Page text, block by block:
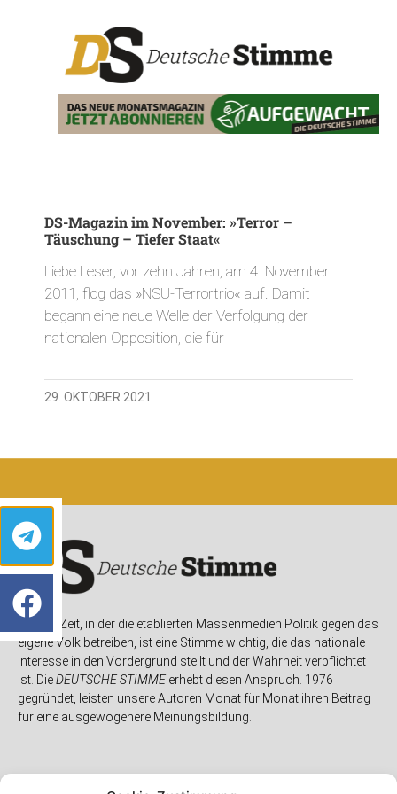
DS-Magazin im November: »Terror –
Täuschung – Tiefer Staat«
Liebe Leser, vor zehn Jahren, am 4. November
2011, flog das »NSU-Terrortrio« auf. Damit
begann eine neue Welle der Verfolgung der
nationalen Opposition, die für
29. OKTOBER 2021
In einer Zeit, in der die etablierten Massenmedien Politik gegen das
eigene Volk betreiben, ist eine Stimme wichtig, die das nationale
Interesse in den Vordergrund stellt und der Wahrheit verpflichtet
ist. DieDEUTSCHE STIMMEerhebt diesen Anspruch. 1976
gegründet, leisten unsere Autoren Monat für Monat ihren Beitrag
für eine ausgewogenere Meinungsbildung.